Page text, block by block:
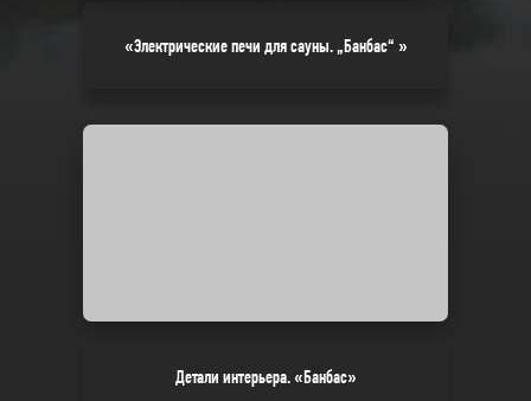
«Электрические печи для сауны. „Банбас“ »
Детали интерьера. «Банбас»